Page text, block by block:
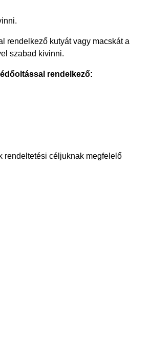
rendelkező kutyát vagy macskát a
szabad kivinni.
rendelkező:
rendeltetési céljuknak megfelelő